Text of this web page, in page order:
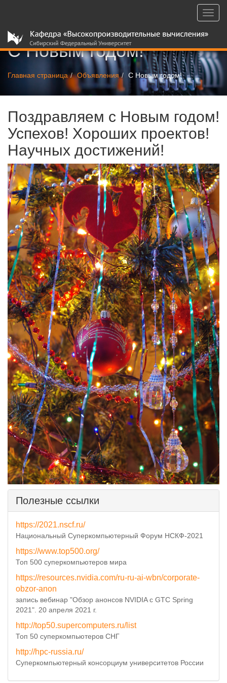
С Новым годом!
Главная страница Объявления С Новым годом!
Поздравляем с Новым годом!
Успехов! Хороших проектов!
Научных достижений!
Полезные ссылки
https://2021.nscf.ru/
Национальный Суперкомпьютерный Форум НСКФ-2021
https://www.top500.org/
Топ 500 суперкомпьютеров мира
https://resources.nvidia.com/ru-ru-ai-wbn/corporate-
obzor-anon
запись вебинар "Обзор анонсов NVIDIA с GTC Spring
2021". 20 апреля 2021 г.
http://top50.supercomputers.ru/list
Топ 50 суперкомпьютеров СНГ
http://hpc-russia.ru/
Суперкомпьютерный консорциум университетов России